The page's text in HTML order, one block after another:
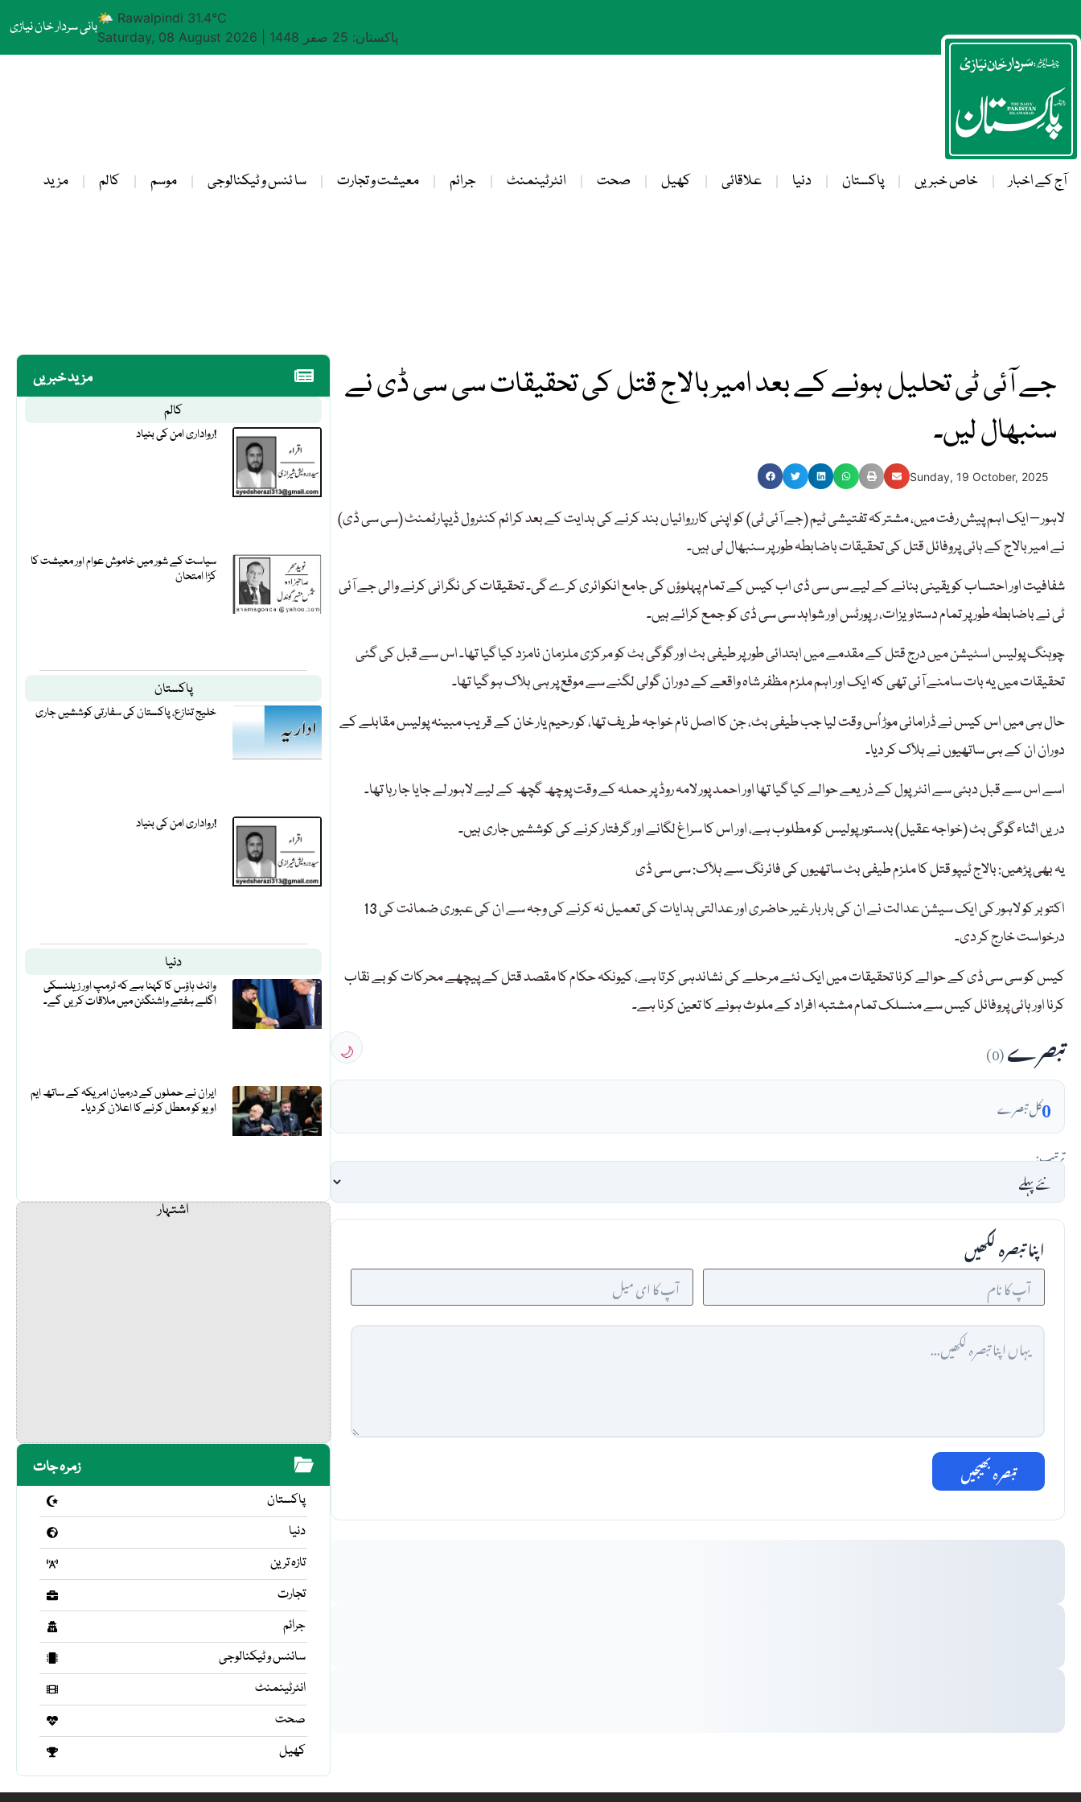
بانی سردار خان نیازی🌤 Rawalpindi 31.4°C
Saturday, 08 August 2026
پاکستان: 25 صفر 1448
آج کے اخبار خاص خبریں پاکستان دنیا علاقائی کھیل صحت انٹرٹینمنٹ جرائم معیشت و تجارت سا ئنس و ٹیکنالوجی موسم کالم مزید
مزید خبریں
کالم
رواداری امن کی بنیاد!
سیاست کے شور میں خاموش عوام اور معیشت کا
کڑا امتحان
پاکستان
خلیج تنازع، پاکستان کی سفارتی کوششیں جاری
رواداری امن کی بنیاد!
دنیا
وائٹ ہاؤس کا کہنا ہے کہ ٹرمپ اور زیلنسکی
اگلے ہفتے واشنگٹن میں ملاقات کریں گے۔
ایران نے حملوں کے درمیان امریکہ کے ساتھ ایم
او یو کو معطل کرنے کا اعلان کر دیا۔
اشتہار
زمرہ جات
پاکستان
دنیا
تازہ ترین
تجارت
جرائم
سائنس و ٹیکنالوجی
انٹرٹینمنٹ
صحت
کھیل
جے آئی ٹی تحلیل ہونے کے بعد امیر بالاج قتل کی تحقیقات سی سی ڈی نے
سنبھال لیں۔
Sunday, 19 October, 2025
لاہور – ایک اہم پیش رفت میں، مشترکہ تفتیشی ٹیم (جے آئی ٹی) کو اپنی کارروائیاں بند کرنے کی ہدایت کے بعد کرائم کنٹرول ڈیپارٹمنٹ (سی سی ڈی)
نے امیر بالاج کے ہائی پروفائل قتل کی تحقیقات باضابطہ طور پر سنبھال لی ہیں۔
شفافیت اور احتساب کو یقینی بنانے کے لیے سی سی ڈی اب کیس کے تمام پہلوؤں کی جامع انکوائری کرے گی۔ تحقیقات کی نگرانی کرنے والی جے آئی
ٹی نے باضابطہ طور پر تمام دستاویزات، رپورٹس اور شواہد سی سی ڈی کو جمع کرائے ہیں۔
چوہنگ پولیس اسٹیشن میں درج قتل کے مقدمے میں ابتدائی طور پر طیفی بٹ اور گوگی بٹ کو مرکزی ملزمان نامزد کیا گیا تھا۔ اس سے قبل کی گئی
تحقیقات میں یہ بات سامنے آئی تھی کہ ایک اور اہم ملزم مظفر شاہ واقعے کے دوران گولی لگنے سے موقع پر ہی ہلاک ہو گیا تھا۔
حال ہی میں اس کیس نے ڈرامائی موڑ اُس وقت لیا جب طیفی بٹ، جن کا اصل نام خواجہ طریف تھا، کو رحیم یار خان کے قریب مبینہ پولیس مقابلے کے
دوران ان کے ہی ساتھیوں نے ہلاک کر دیا۔
اسے اس سے قبل دبئی سے انٹرپول کے ذریعے حوالے کیا گیا تھا اور احمد پور لامہ روڈ پر حملہ کے وقت پوچھ گچھ کے لیے لاہور لے جایا جا رہا تھا۔
دریں اثناء گوگی بٹ (خواجہ عقیل) بدستور پولیس کو مطلوب ہے، اور اس کا سراغ لگانے اور گرفتار کرنے کی کوششیں جاری ہیں۔
یہ بھی پڑھیں: بالاج ٹیپو قتل کا ملزم طیفی بٹ ساتھیوں کی فائرنگ سے ہلاک: سی سی ڈی
13 اکتوبر کو لاہور کی ایک سیشن عدالت نے ان کی بار بار غیر حاضری اور عدالتی ہدایات کی تعمیل نہ کرنے کی وجہ سے ان کی عبوری ضمانت کی
درخواست خارج کر دی۔
کیس کو سی سی ڈی کے حوالے کرنا تحقیقات میں ایک نئے مرحلے کی نشاندہی کرتا ہے، کیونکہ حکام کا مقصد قتل کے پیچھے محرکات کو بے نقاب
کرنا اور ہائی پروفائل کیس سے منسلک تمام مشتبہ افراد کے ملوث ہونے کا تعین کرنا ہے۔
تبصرے(0)
🌙
0کل تبصرے
ترتیب:
اپنا تبصرہ لکھیں
تبصرہ بھیجیں